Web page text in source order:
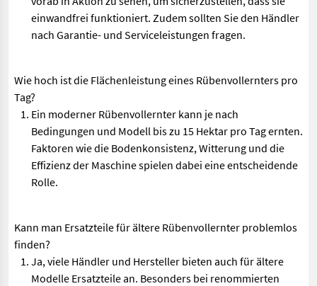
einwandfrei funktioniert. Zudem sollten Sie den Händler
nach Garantie- und Serviceleistungen fragen.
Wie hoch ist die Flächenleistung eines Rübenvollernters pro
Tag?
Ein moderner Rübenvollernter kann je nach
Bedingungen und Modell bis zu 15 Hektar pro Tag ernten.
Faktoren wie die Bodenkonsistenz, Witterung und die
Effizienz der Maschine spielen dabei eine entscheidende
Rolle.
Kann man Ersatzteile für ältere Rübenvollernter problemlos
finden?
Ja, viele Händler und Hersteller bieten auch für ältere
Modelle Ersatzteile an. Besonders bei renommierten